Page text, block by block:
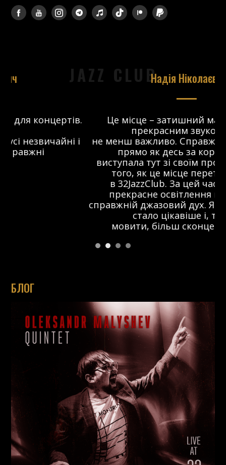
JAZZ CLUB
Надія Ніколаєва
Це місце – затишний майданчик з
прекрасним звуком, що
не менш важливо. Справжній джаз-клуб,
прямо як десь за кордоном. Я
виступала тут зі своїм проектом ще до
того, як це місце перетворилося
в 32JazzClub. За цей час з’явилося
прекрасне освітлення на сцені та
справжній джазовий дух. Я думаю, що тут
стало цікавіше і, так би
мовити, більш сконцентровано.
БЛОГ